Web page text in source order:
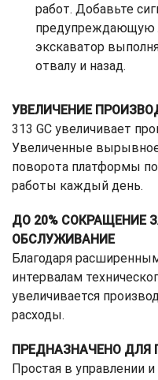
работ. Добавьте
предупреждающую
экскаватор
отвалу и назад.
УВЕЛИЧЕНИЕ
313 GC увеличивает
Увеличенные
поворота платформы
работы каждый день.
ДО 20% СОКРАЩЕНИЕ
ОБСЛУЖИВАНИЕ
Благодаря
интервалам
увеличивается
расходы.
ПРЕДНАЗНАЧЕНО ДЛЯ
Простая в управлении